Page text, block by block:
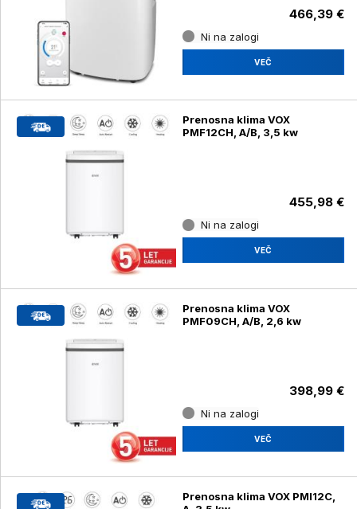
466,39 €
Ni na zalogi
VEČ
Prenosna klima VOX
PMF12CH, A/B, 3,5 kw
455,98 €
Ni na zalogi
VEČ
Prenosna klima VOX
PMF09CH, A/B, 2,6 kw
398,99 €
Ni na zalogi
VEČ
Prenosna klima VOX PMI12C,